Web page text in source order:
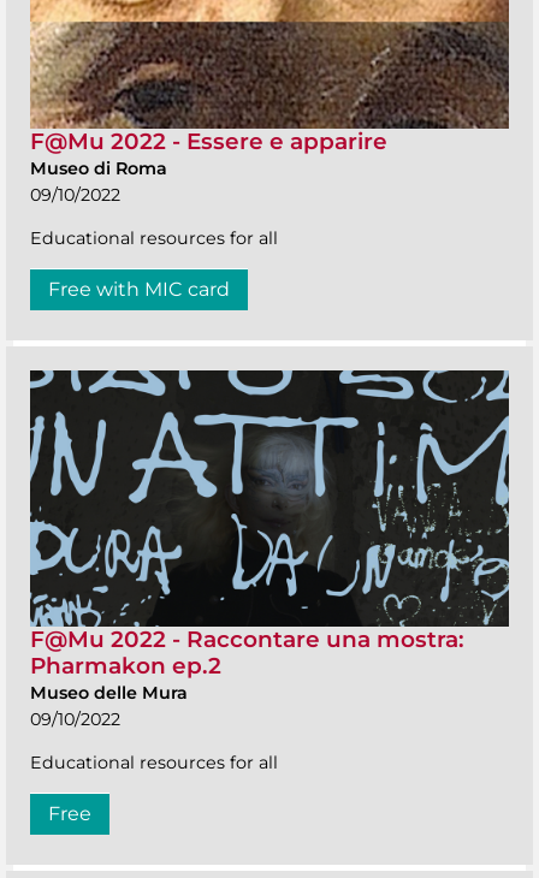
F@Mu 2022 - Essere e apparire
Museo di Roma
09/10/2022
Educational resources for all
Free with MIC card
F@Mu 2022 - Raccontare una mostra:
Pharmakon ep.2
Museo delle Mura
09/10/2022
Educational resources for all
Free